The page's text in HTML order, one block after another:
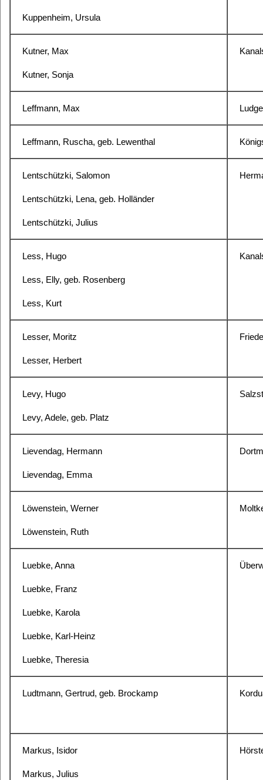
Kuppenheim, Ursula
Kutner, Max
Kutner, Sonja
Leffmann, Max
Leffmann, Ruscha, geb. Lewenthal
Lentschützki, Salomon
Lentschützki, Lena, geb. Holländer
Lentschützki, Julius
Less, Hugo
Less, Elly, geb. Rosenberg
Less, Kurt
Lesser, Moritz
Lesser, Herbert
Levy, Hugo
Levy, Adele, geb. Platz
Lievendag, Hermann
Lievendag, Emma
Löwenstein, Werner
Löwenstein, Ruth
Luebke, Anna
Luebke, Franz
Luebke, Karola
Luebke, Karl-Heinz
Luebke, Theresia
Ludtmann, Gertrud, geb. Brockamp
Markus, Isidor
Markus, Julius